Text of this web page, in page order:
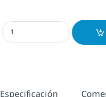
Exlibris Lectura Ornamento
Especificación